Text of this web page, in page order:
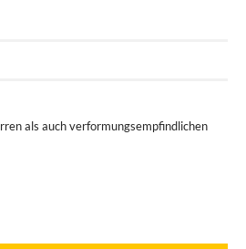
als auch verformungsempfindlichen